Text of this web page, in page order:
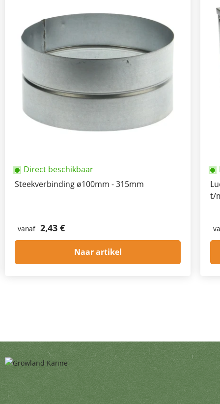
Direct beschikbaar
Steekverbinding ø100mm - 315mm
vanaf 2,43 €
Naar artikel
t/